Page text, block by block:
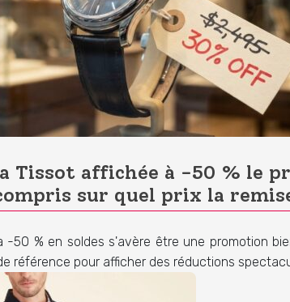
Tissot affichée à -50 % le
sur quel prix la
-50 % en soldes s'avère être une promotion
référence pour afficher des réductions